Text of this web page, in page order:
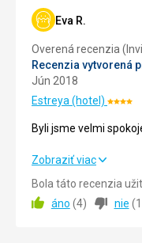
ďalších.
Mesto
Burgas
hostiteľou
tohto
Balkánskom
Služby
Cena
Eva R.
Overená
Recenzia vytvorená
Jún 2018
Estreya (hotel)
Byli jsme velmi
Byli jsme velmi
Strava
Zobraziť viac
Bola táto recenzia
áno (4) nie (1